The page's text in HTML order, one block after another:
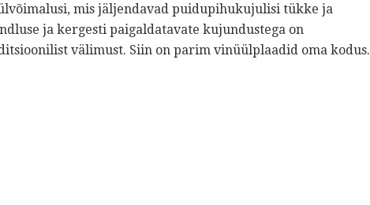
mis jäljendavad puidupihukujulisi tükke ja
ja kergesti paigaldatavate kujundustega on
välimust. Siin on parim vinüülplaadid oma kodus.